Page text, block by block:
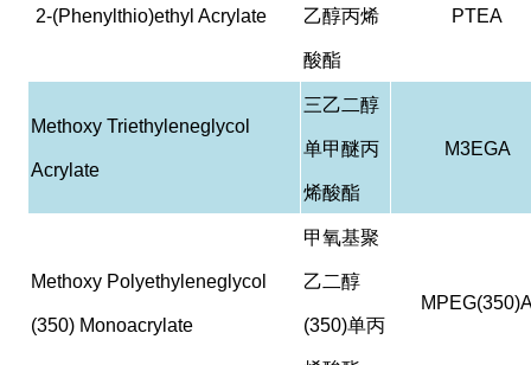
2-(Phenylthio)ethyl Acrylate 乙醇丙烯
酸酯
PTEA
Methoxy Triethyleneglycol
Acrylate
三乙二醇
单甲醚丙
烯酸酯
M3EGA
Methoxy Polyethyleneglycol
(350) Monoacrylate
甲氧基聚
乙二醇
(350)单丙